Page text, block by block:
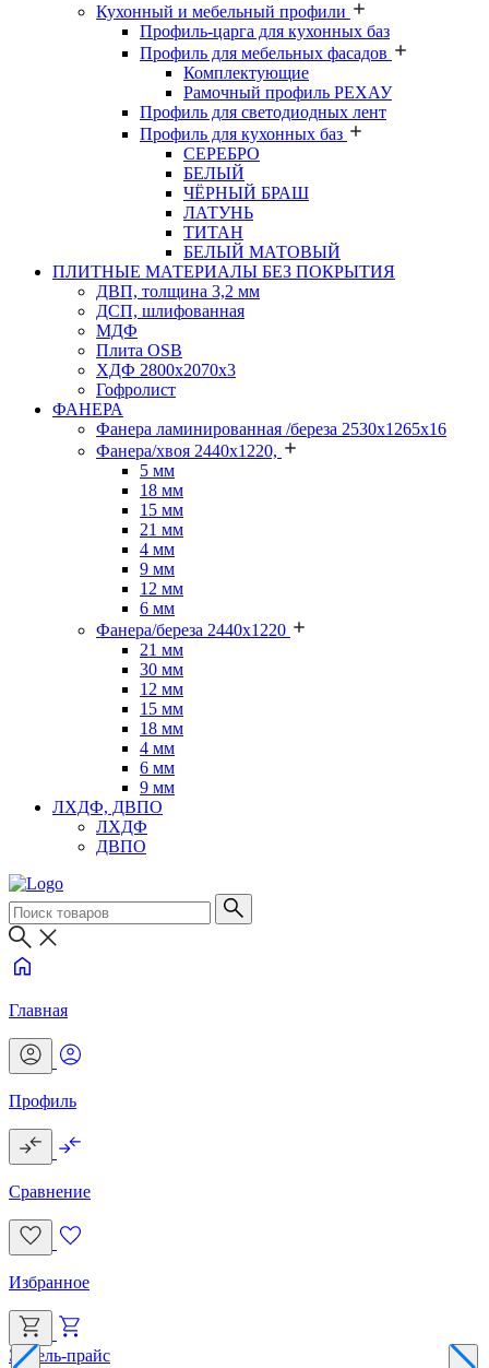
Кухонный и мебельный профили
Профиль-царга для кухонных баз
Профиль для мебельных фасадов
Комплектующие
Рамочный профиль РЕХАУ
Профиль для светодиодных лент
Профиль для кухонных баз
СЕРЕБРО
БЕЛЫЙ
ЧЁРНЫЙ БРАШ
ЛАТУНЬ
ТИТАН
БЕЛЫЙ МАТОВЫЙ
ПЛИТНЫЕ МАТЕРИАЛЫ БЕЗ ПОКРЫТИЯ
ДВП, толщина 3,2 мм
ДСП, шлифованная
МДФ
Плита OSB
ХДФ 2800х2070х3
Гофролист
ФАНЕРА
Фанера ламинированная /береза 2530х1265х16
Фанера/хвоя 2440х1220,
5 мм
18 мм
15 мм
21 мм
4 мм
9 мм
12 мм
6 мм
Фанера/береза 2440х1220
21 мм
30 мм
12 мм
15 мм
18 мм
4 мм
6 мм
9 мм
ЛХДФ, ДВПО
ЛХДФ
ДВПО
Главная
Профиль
Сравнение
Избранное
Эксель-прайс